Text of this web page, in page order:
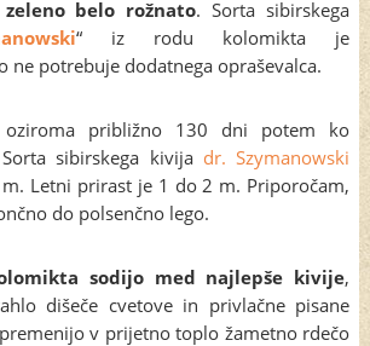
belo rožnato. Sorta sibirskega
“ iz rodu kolomikta je
ne potrebuje dodatnega opraševalca.
oziroma približno 130 dni potem ko
sibirskega kivija dr. Szymanowski
Letni prirast je 1 do 2 m. Priporočam,
do polsenčno lego.
sodijo med najlepše kivije,
dišeče cvetove in privlačne pisane
v prijetno toplo žametno rdečo